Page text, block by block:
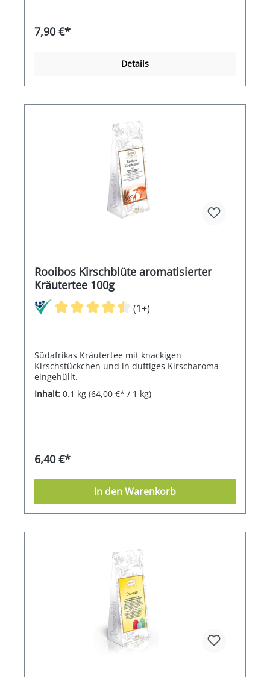
7,90 €*
Details
Rooibos Kirschblüte aromatisierter
Kräutertee 100g
(1+)
Südafrikas Kräutertee mit knackigen
Kirschstückchen und in duftiges Kirscharoma
eingehüllt.
Inhalt: 0.1 kg (64,00 €* / 1 kg)
6,40 €*
In den Warenkorb